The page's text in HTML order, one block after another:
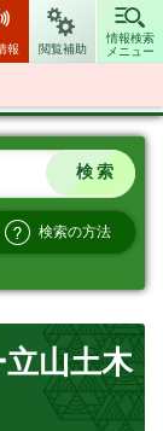
報 閲覧補助
情報検索
メニュー
検索の方法
山土木